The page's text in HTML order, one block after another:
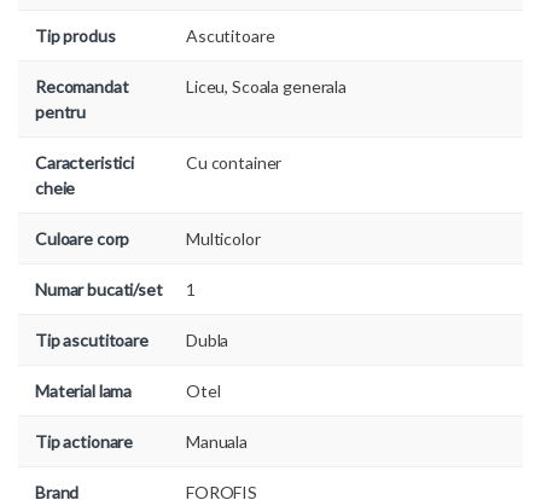
Tip produs Ascutitoare
Recomandat
pentru
Liceu,Scoala generala
Caracteristici
cheie
Cu container
Culoare corp Multicolor
Numar bucati/set 1
Tip ascutitoare Dubla
Material lama Otel
Tip actionare Manuala
Brand FOROFIS